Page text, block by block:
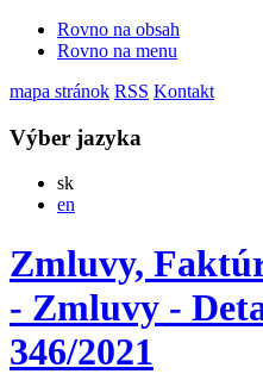
Rovno na obsah
Rovno na menu
mapa stránok RSS Kontakt
Výber jazyka
skSlovensky
en
Zmluvy,
- Zmluvy -
346/2021